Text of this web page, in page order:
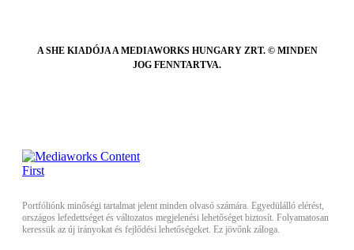
A SHE KIADÓJA A MEDIAWORKS HUNGARY ZRT. © MINDEN
JOG FENNTARTVA.
Portfóliónk minőségi tartalmat jelent minden olvasó számára. Egyedülálló elérést,
országos lefedettséget és változatos megjelenési lehetőséget biztosít. Folyamatosan
keressük az új irányokat és fejlődési lehetőségeket. Ez jövőnk záloga.